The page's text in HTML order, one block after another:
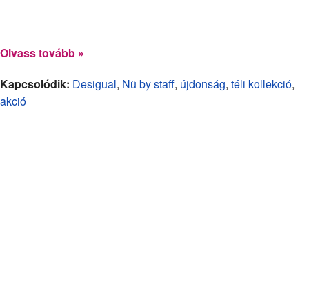
Olvass tovább »
Kapcsolódik: Desigual, Nü by staff, újdonság, téli kollekció,
akció